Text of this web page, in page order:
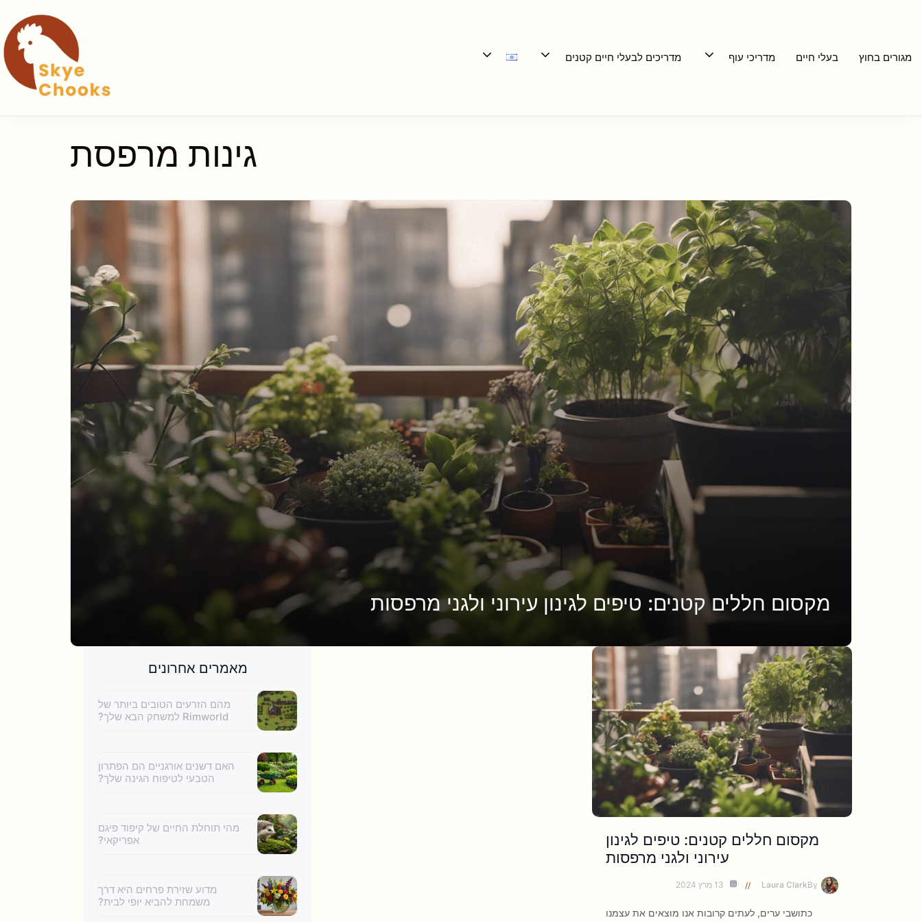
מגורים בחוץ בעלי חיים מדריכי עוף מדריכים לבעלי חיים קטנים
גינות מרפסת
מקסום חללים קטנים: טיפים לגינון עירוני ולגני מרפסות
מקסום חללים קטנים: טיפים לגינון
עירוני ולגני מרפסות
By
Laura Clark
כתושבי ערים, לעתים קרובות אנו מוצאים את עצמנו
מאמרים אחרונים
מהם הזרעים הטובים ביותר של
Rimworld למשחק הבא שלך?
האם דשנים אורגניים הם הפתרון
הטבעי לטיפוח הגינה שלך?
מהי תוחלת החיים של קיפוד פיגם
אפריקאי?
מדוע שזירת פרחים היא דרך
משמחת להביא יופי לבית?